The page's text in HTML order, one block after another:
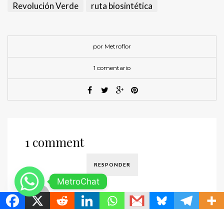
Revolución Verde
ruta biosintética
por Metroflor
1 comentario
1 comment
RESPONDER
VANBEEK
22 AGOSTO DE 2024 AT 10:48 PM
MetroChat